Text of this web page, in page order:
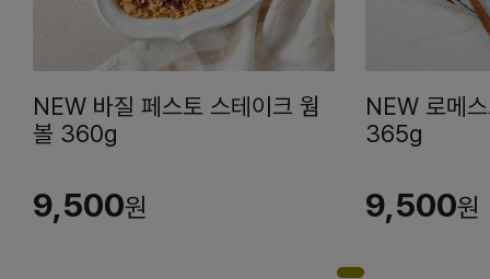
NEW 바질 페스토 스테이크 웜
볼 360g
9,500원
NEW 로메
365g
9,500원